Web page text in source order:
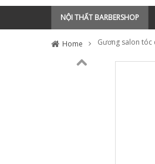
NỘI THẤT BARBERSHOP
Home Gương salon tóc